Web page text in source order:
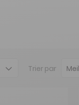
Trier par